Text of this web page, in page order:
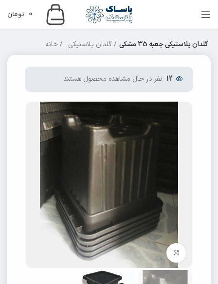
0 تومان
خانه گلدان پلاستیکی گلدان پلاستیکی جعبه 35 مشکی
12 نفر در حال مشاهده محصول هستند
برای بزرگنمایی کلیک کنید